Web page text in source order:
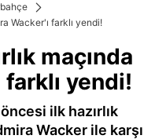
Wacker'ı farklı yendi!
maçında
yendi!
ilk hazırlık
Wacker ile karşı